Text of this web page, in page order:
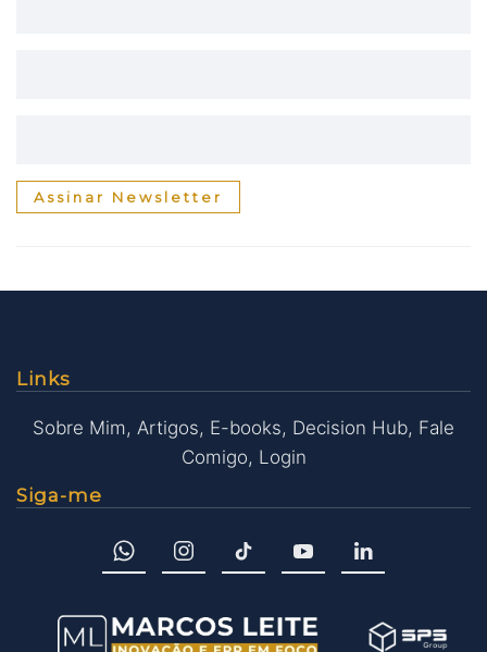
Assinar Newsletter
Links
Sobre Mim, Artigos, E-books, Decision Hub, Fale
Comigo, Login
Siga-me